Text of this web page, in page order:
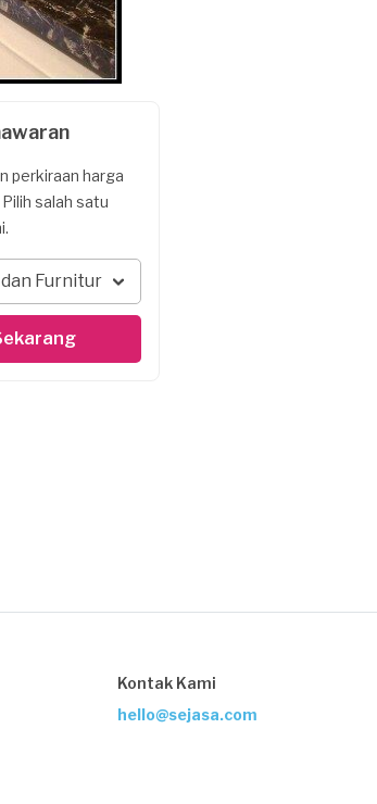
perkiraan harga
salah satu
Furnitur
Kontak Kami
hello@sejasa.com